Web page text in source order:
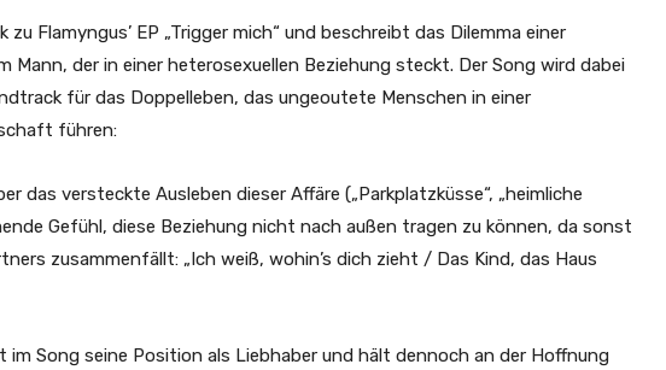
zu Flamyngus’ EP „Trigger mich“ und beschreibt das Dilemma einer
Mann, der in einer heterosexuellen Beziehung steckt. Der Song wird dabei
für das Doppelleben, das ungeoutete Menschen in einer
führen:
das versteckte Ausleben dieser Affäre („Parkplatzküsse“, „heimliche
Gefühl, diese Beziehung nicht nach außen tragen zu können, da sonst
zusammenfällt: „Ich weiß, wohin’s dich zieht / Das Kind, das Haus
im Song seine Position als Liebhaber und hält dennoch an der Hoffnung